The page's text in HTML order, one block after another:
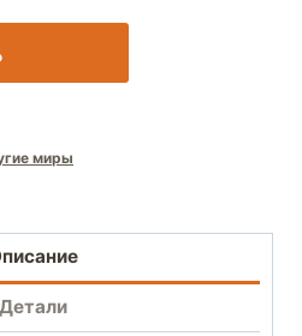
миры
Детали